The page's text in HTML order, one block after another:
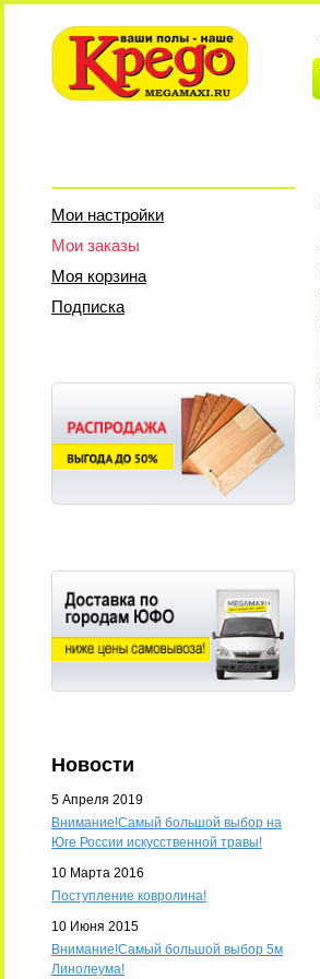
Мои настройки
Мои заказы
Моя корзина
Подписка
Новости
5 Апреля 2019
Внимание!Самый большой выбор на
Юге России искусственной травы!
10 Марта 2016
Поступление ковролина!
10 Июня 2015
Внимание!Самый большой выбор 5м
Линолеума!